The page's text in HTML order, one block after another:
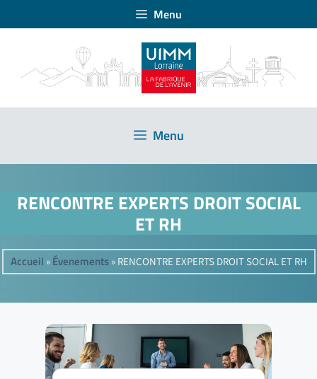
Menu
Menu
RENCONTRE EXPERTS DROIT SOCIAL
ET RH
Accueil » Évenements» RENCONTRE EXPERTS DROIT SOCIAL ET RH